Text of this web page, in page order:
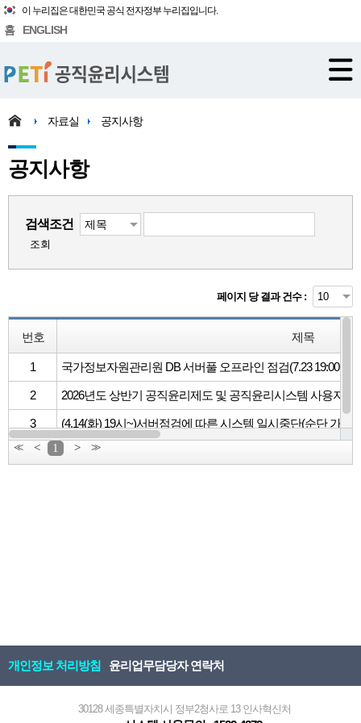
이 누리집은 대한민국 공식 전자정부 누리집입니다.
홈 ENGLISH
자료실 공지사항
공지사항
검색조건
조회
페이지 당 결과 건수 :
번호 제목
1 국가정보자원관리원 DB 서버풀 오프라인 점검(7.23 19:00 ~
2 2026년도 상반기 공직윤리제도 및 공직윤리시스템 사용자
3 (4.14(화) 19시~)서버점검에 따른 시스템 일시중단(순단 가능)
<< < 1 > >>
개인정보 처리방침 윤리업무담당자 연락처
30128 세종특별자치시 정부2청사로 13 인사혁신처